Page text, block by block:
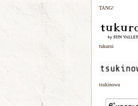
TANG!
tukuroi
tsukinowa